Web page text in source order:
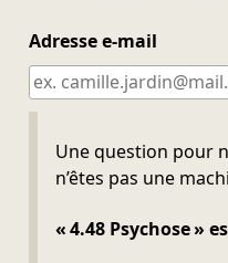
Adresse e-mail
Une question pour
n’êtes pas une
« 4.48 Psychose »
Ne pas remplir